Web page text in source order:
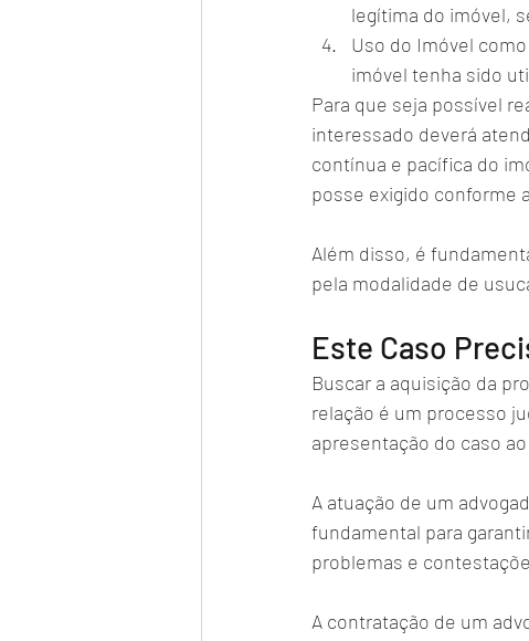
legítima do imóvel,
Uso do Imóvel
imóvel tenha sido
Para que seja possível
interessado deverá
contínua e pacífica do
posse exigido conforme
Além disso, é
pela modalidade de
Este Caso
Buscar a aquisição da
relação é um processo
apresentação do caso
A atuação de um
fundamental para
problemas e
A contratação de um